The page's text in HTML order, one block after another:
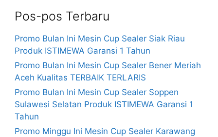
Pos-pos Terbaru
Promo Bulan Ini Mesin Cup Sealer Siak Riau
Produk ISTIMEWA Garansi 1 Tahun
Promo Bulan Ini Mesin Cup Sealer Bener Meriah
Aceh Kualitas TERBAIK TERLARIS
Promo Bulan Ini Mesin Cup Sealer Soppen
Sulawesi Selatan Produk ISTIMEWA Garansi 1
Tahun
Promo Minggu Ini Mesin Cup Sealer Karawang